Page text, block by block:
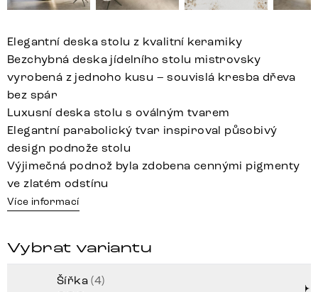
Elegantní deska stolu z kvalitní keramiky
Bezchybná deska jídelního stolu mistrovsky
vyrobená z jednoho kusu – souvislá kresba dřeva
bez spár
Luxusní deska stolu s oválným tvarem
Elegantní parabolický tvar inspiroval působivý
design podnože stolu
Výjimečná podnož byla zdobena cennými pigmenty
ve zlatém odstínu
Více informací
Vybrat variantu
Šířka(4)